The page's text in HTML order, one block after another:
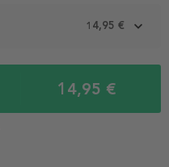
14,95 €
14,95 €